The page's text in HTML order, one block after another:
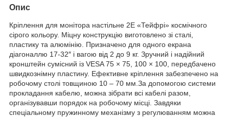
Опис
Кріплення для монітора настільне 2Е «Тейфрі» космічного
сірого кольору. Міцну конструкцію виготовлено зі сталі,
пластику та алюмінію. Призначено для одного екрана
діагоналлю 17-32″ і вагою від 2 до 9 кг. Зручний і надійний
кронштейн сумісний із VESA 75 × 75, 100 × 100, передбачено
швидкознімну пластину. Ефективне кріплення забезпечено на
робочому столі товщиною 10 – 70 мм.За допомогою системи
прокладання кабелю, можна зібрати всі кабелі разом,
організувавши порядок на робочому місці. Завдяки
спеціальному пружинному механізму з регулюванням можна